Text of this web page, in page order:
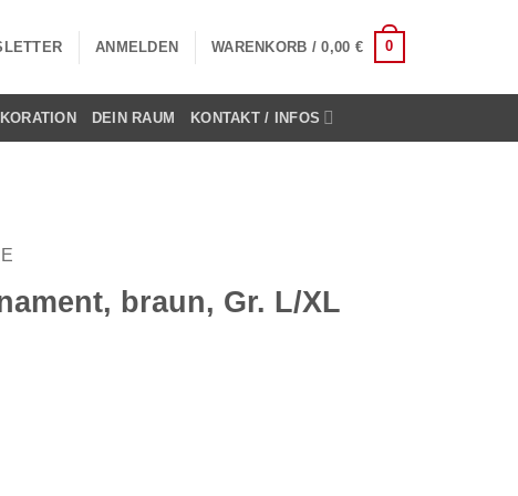
ANMELDEN WARENKORB /0,00 € 0
DEIN RAUM KONTAKT / INFOS
braun, Gr. L/XL
Gr. L/XL Menge